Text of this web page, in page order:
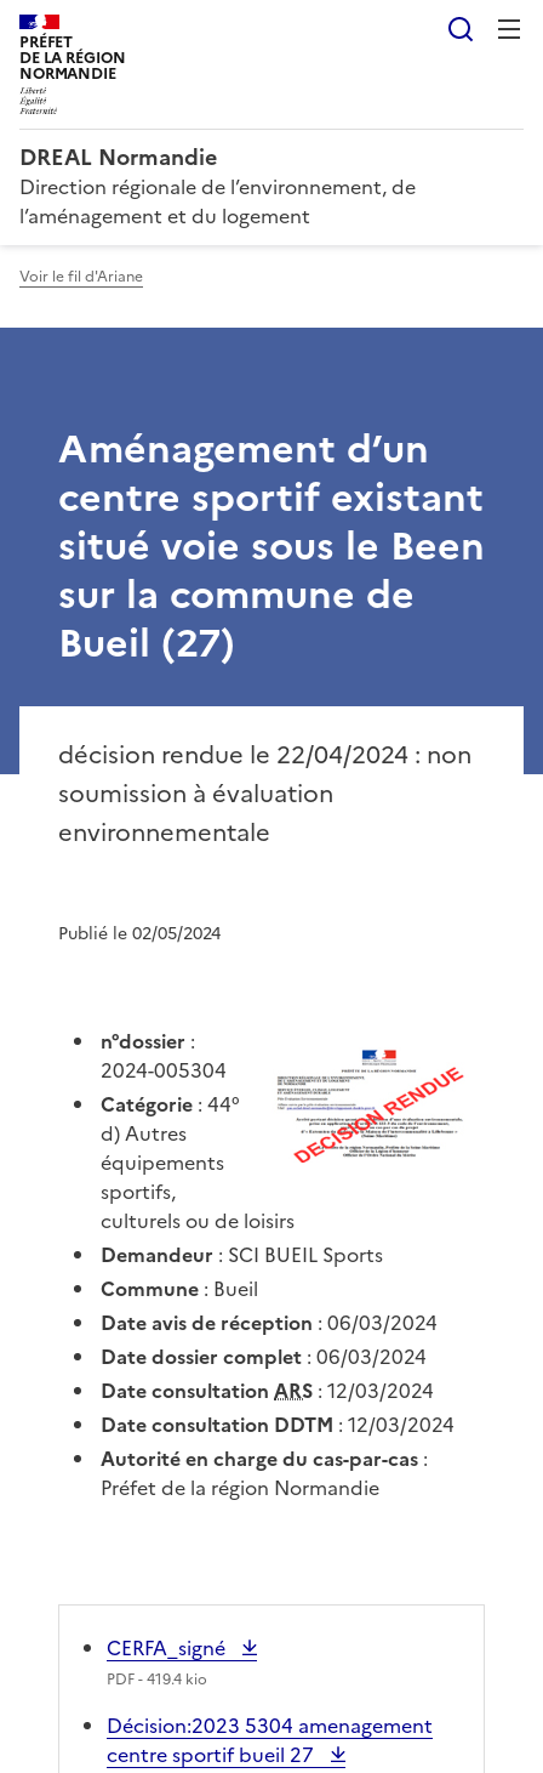
PRÉFET
DE LA RÉGION
NORMANDIE
DREAL Normandie
Direction régionale de l’environnement, de
l’aménagement et du logement
Voir le fil d'Ariane
Aménagement d’un
centre sportif existant
situé voie sous le Been
sur la commune de
Bueil (27)
décision rendue le 22/04/2024 : non
soumission à évaluation
environnementale
Publié le 02/05/2024
n°dossier :
2024-005304
Catégorie : 44°
d) Autres
équipements
sportifs,
culturels ou de loisirs
Demandeur : SCI BUEIL Sports
Commune : Bueil
Date avis de réception : 06/03/2024
Date dossier complet : 06/03/2024
Date consultationARS : 12/03/2024
Date consultation DDTM : 12/03/2024
Autorité en charge du cas-par-cas :
Préfet de la région Normandie
CERFA_signé
PDF- 419.4 kio
Décision:2023 5304 amenagement
centre sportif bueil 27